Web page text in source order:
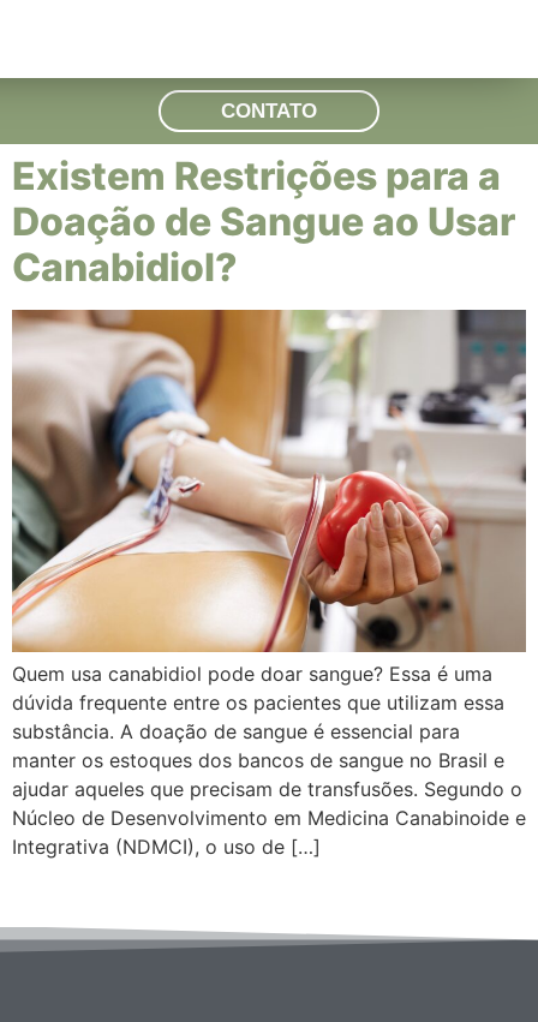
CONTATO
Existem Restrições para a
Doação de Sangue ao Usar
Canabidiol?
Quem usa canabidiol pode doar sangue? Essa é uma
dúvida frequente entre os pacientes que utilizam essa
substância. A doação de sangue é essencial para
manter os estoques dos bancos de sangue no Brasil e
ajudar aqueles que precisam de transfusões. Segundo o
Núcleo de Desenvolvimento em Medicina Canabinoide e
Integrativa (NDMCI), o uso de […]